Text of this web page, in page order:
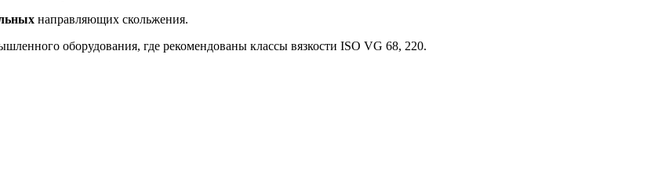
направляющих скольжения.
оборудования, где рекомендованы классы вязкости ISO VG 68, 220.